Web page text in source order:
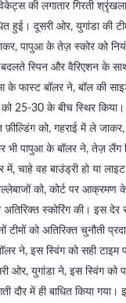
की लगातार गिरती
हुई। दूसरी ओर, युगांडा की
पापुआ के तेज़ स्कोर को
स्पिन और वैरिएशन के
के फास्ट बॉलर ने, बॉल की
25‑30 के बीच स्थिर किया।
को, गहराई में ले
भी पापुआ के बॉलर ने, तेज़ लैंग
चाहे वह बाउंड्री हो या लाइट
को, कोर्ट पर आक्रमण
स्कोरिंग की। इस देर
टीमों को अतिरिक्त चुनौती
ने, इस स्विंग को सही
ओर, युगांडा ने, इस स्विंग को
दौर में ही बाधित किया